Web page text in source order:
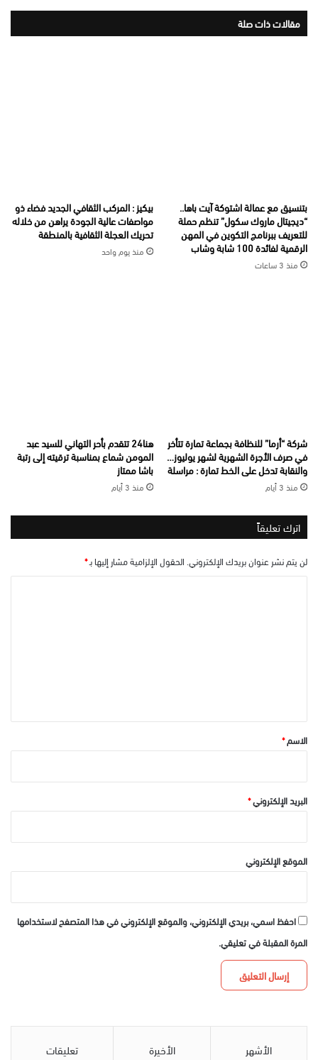
مقالات ذات صلة
بتنسيق مع عمالة اشتوكة آيت باها..
“ديجيتال ماروك سكول” تنظم حملة
للتعريف ببرنامج التكوين في المهن
الرقمية لفائدة 100 شابة وشاب
منذ 3 ساعات
بيكيز : المركب الثقافي الجديد فضاء ذو
مواصفات عالية الجودة يراهن من خلاله
تحريك العجلة الثقافية بالمنطقة
منذ يوم واحد
شركة “أرما” للنظافة بجماعة تمارة تتأخر
في صرف الأجرة الشهرية لشهر يوليوز…
والنقابة تدخل على الخط تمارة : مراسلة
منذ 3 أيام
هنا24 تتقدم بأحر التهاني للسيد عبد
المومن شماع بمناسبة ترقيته إلى رتبة
باشا ممتاز
منذ 3 أيام
اترك تعليقاً
لن يتم نشر عنوان بريدك الإلكتروني. الحقول الإلزامية مشار إليها بـ*
*الاسم*
البريد الإلكتروني*
الموقع الإلكتروني
احفظ اسمي، بريدي الإلكتروني، والموقع الإلكتروني في هذا المتصفح لاستخدامها
المرة المقبلة في تعليقي.
الأشهر الأخيرة تعليقات